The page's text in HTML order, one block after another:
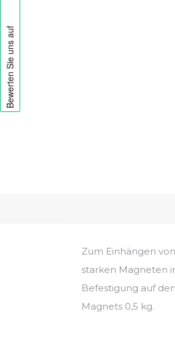
Zum Einhängen
starken Magneten
Befestigung auf
Magnets 0,5 kg.